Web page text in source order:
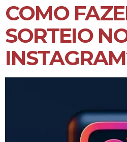
COMO
SORTEIO